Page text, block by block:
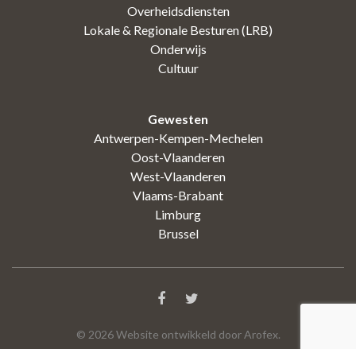
Overheidsdiensten
Lokale & Regionale Besturen (LRB)
Onderwijs
Cultuur
Gewesten
Antwerpen-Kempen-Mechelen
Oost-Vlaanderen
West-Vlaanderen
Vlaams-Brabant
Limburg
Brussel
© 2026Website ontwikkeld door Arofex.